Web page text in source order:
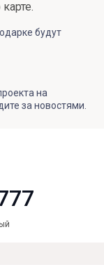
будут
на
за новостями.